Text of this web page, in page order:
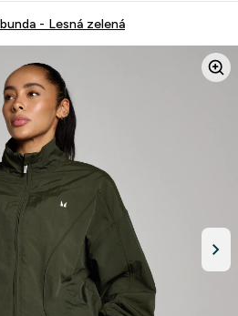
- Lesná zelená